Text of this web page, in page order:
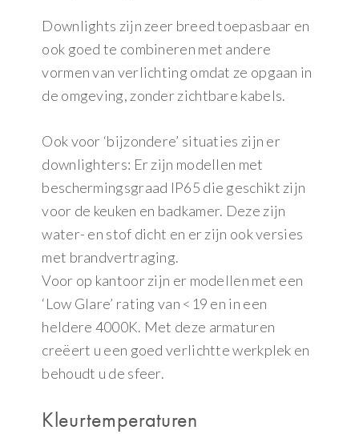
Downlights zijn zeer breed toepasbaar en
ook goed te combineren met andere
vormen van verlichting omdat ze opgaan in
de omgeving, zonder zichtbare kabels.
Ook voor ‘bijzondere’ situaties zijn er
downlighters: Er zijn modellen met
beschermingsgraad IP65 die geschikt zijn
voor de keuken en badkamer. Deze zijn
water- en stof dicht en er zijn ook versies
met brandvertraging.
Voor op kantoor zijn er modellen met een
‘Low Glare’ rating van <19 en in een
heldere 4000K. Met deze armaturen
creëert u een goed verlichtte werkplek en
behoudt u de sfeer.
Kleurtemperaturen